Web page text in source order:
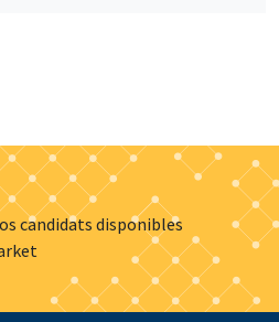
candidats disponibles